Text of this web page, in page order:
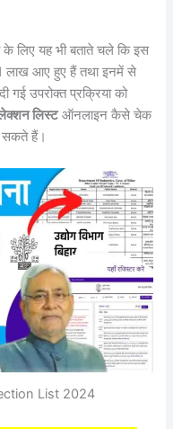
लिए यह भी बताते चले कि इस
लाख आए हुए हैं तथा इनमें से
गई उपरोक्त प्रक्रिया को
लिस्टऑनलाइन कैसे चेक
सकते हैं।
List 2024